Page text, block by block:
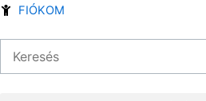
FIÓKOM